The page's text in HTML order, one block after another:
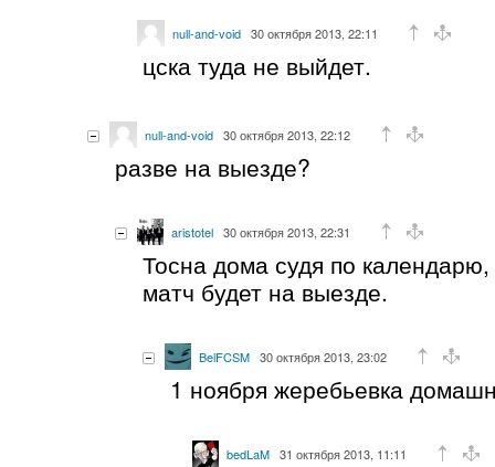
null-and-void 30 октября 2013, 22:11
цска туда не выйдет.
null-and-void 30 октября 2013, 22:12
разве на выезде?
aristotel 30 октября 2013, 22:31
Тосна дома судя по
матч будет на выезде.
BelFCSM 30 октября 2013, 23:02
1 ноября жеребьевка
bedLaM 31 октября 2013, 11:11